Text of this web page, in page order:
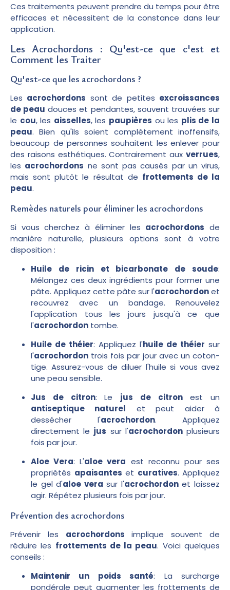
Ces traitements peuvent prendre du temps pour être
efficaces et nécessitent de la constance dans leur
application.
Les Acrochordons : Qu'est-ce que c'est et
Comment les Traiter
Qu'est-ce que les acrochordons ?
Les acrochordons sont de petites excroissances
de peau douces et pendantes, souvent trouvées sur
le cou, les aisselles, les paupières ou les plis de la
peau. Bien qu'ils soient complètement inoffensifs,
beaucoup de personnes souhaitent les enlever pour
des raisons esthétiques. Contrairement aux verrues,
les acrochordons ne sont pas causés par un virus,
mais sont plutôt le résultat de frottements de la
peau.
Remèdes naturels pour éliminer les acrochordons
Si vous cherchez à éliminer les acrochordons de
manière naturelle, plusieurs options sont à votre
disposition :
Huile de ricin et bicarbonate de soude:
Mélangez ces deux ingrédients pour former une
pâte. Appliquez cette pâte sur l'acrochordonet
recouvrez avec un bandage. Renouvelez
l'application tous les jours jusqu'à ce que
l'acrochordon tombe.
Huile de théier: Appliquez l'huile de théier sur
l'acrochordon trois fois par jour avec un coton-
tige. Assurez-vous de diluer l'huile si vous avez
une peau sensible.
Jus de citron: Le jus de citronest un
antiseptique naturel et peut aider à
dessécher l'acrochordon. Appliquez
directement le jus sur l'acrochordonplusieurs
fois par jour.
Aloe Vera: L'aloe vera est reconnu pour ses
propriétés apaisantes et curatives. Appliquez
le gel d'aloe vera sur l'acrochordonet laissez
agir. Répétez plusieurs fois par jour.
Prévention des acrochordons
Prévenir les acrochordons implique souvent de
réduire les frottements de la peau. Voici quelques
conseils :
Maintenir un poids santé: La surcharge
pondérale peut augmenter les frottements de